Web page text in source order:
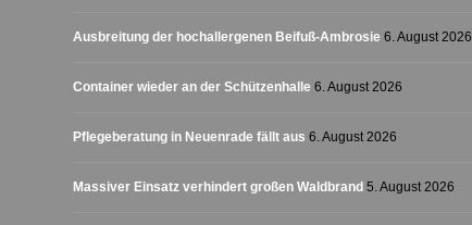
Ausbreitung der hochallergenen Beifuß-Ambrosie 6. August 2026
Container wieder an der Schützenhalle 6. August 2026
Pflegeberatung in Neuenrade fällt aus 6. August 2026
Massiver Einsatz verhindert großen Waldbrand 5. August 2026